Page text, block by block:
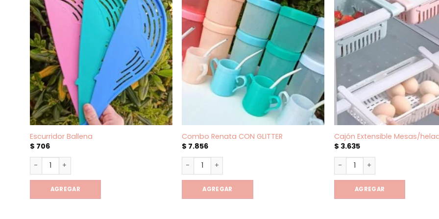
Escurridor Ballena
$ 706
Escurridor Ballena cantidad
AGREGAR
Combo Renata CON GLITTER
$ 7.856
Combo Renata CON GLITTER cantidad
AGREGAR
Cajón Extensible Mesas/
$ 3.635
Cajón Extensible Mesas/
AGREGAR